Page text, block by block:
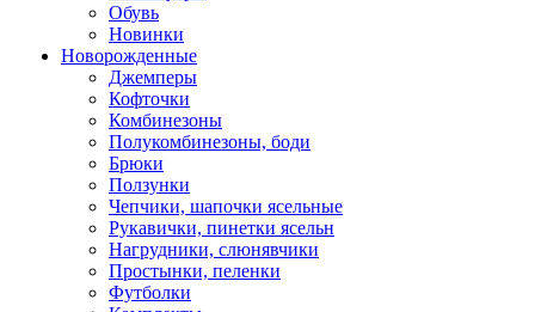
Обувь
Новинки
Новорожденные
Джемперы
Кофточки
Комбинезоны
Полукомбинезоны, боди
Брюки
Ползунки
Чепчики, шапочки ясельные
Рукавички, пинетки ясельн
Нагрудники, слюнявчики
Простынки, пеленки
Футболки